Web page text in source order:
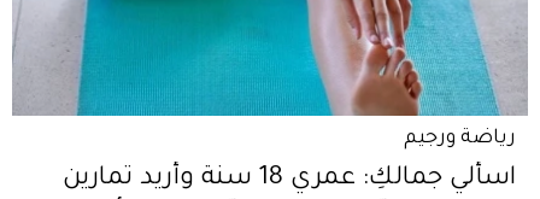
رياضة ورجيم
اسألي جمالكِ: عمري 18 سنة وأريد تمارين